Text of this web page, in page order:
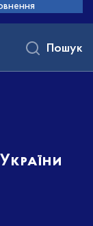
Пошук